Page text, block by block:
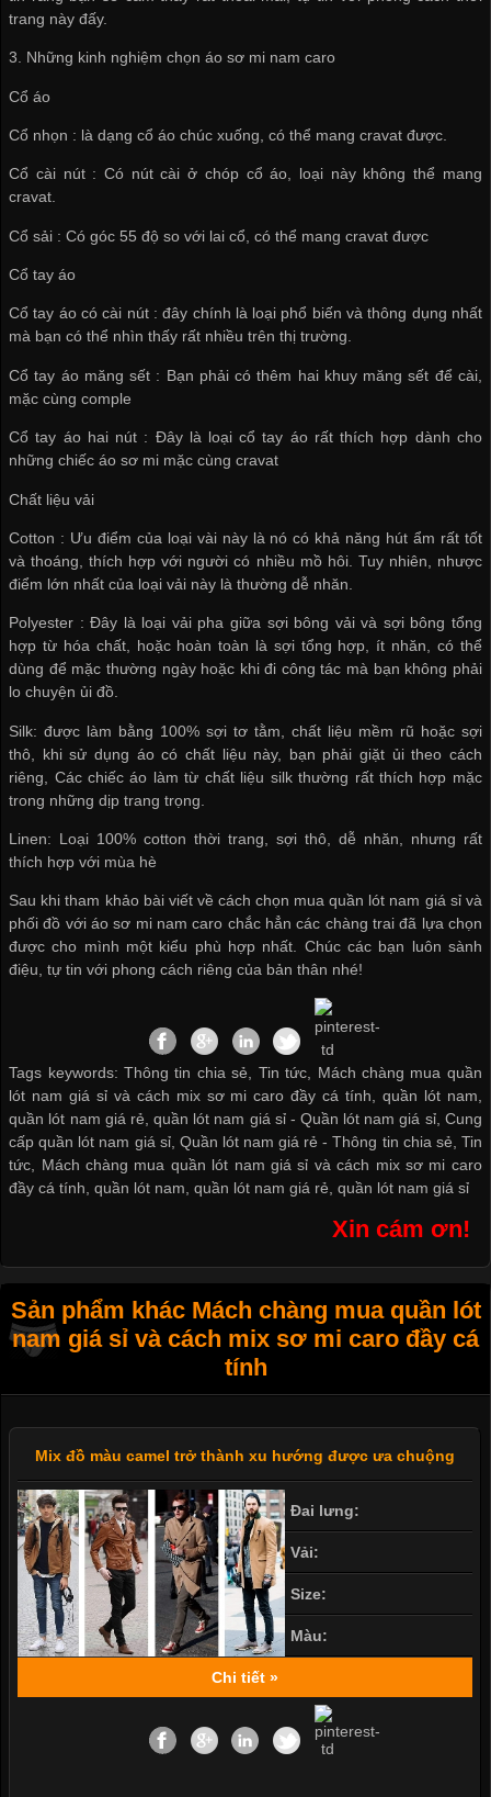
trang này đấy.
3. Những kinh nghiệm chọn áo sơ mi nam caro
Cổ áo
Cổ nhọn : là dạng cổ áo chúc xuống, có thể mang cravat được.
Cổ cài nút : Có nút cài ở chóp cổ áo, loại này không thể mang
cravat.
Cổ sải : Có góc 55 độ so với lai cổ, có thể mang cravat được
Cổ tay áo
Cổ tay áo có cài nút : đây chính là loại phổ biến và thông dụng nhất
mà bạn có thể nhìn thấy rất nhiều trên thị trường.
Cổ tay áo măng sết : Bạn phải có thêm hai khuy măng sết để cài,
mặc cùng comple
Cổ tay áo hai nút : Đây là loại cổ tay áo rất thích hợp dành cho
những chiếc áo sơ mi mặc cùng cravat
Chất liệu vải
Cotton : Ưu điểm của loại vài này là nó có khả năng hút ẩm rất tốt
và thoáng, thích hợp với người có nhiều mồ hôi. Tuy nhiên, nhược
điểm lớn nhất của loại vải này là thường dễ nhăn.
Polyester : Đây là loại vải pha giữa sợi bông vải và sợi bông tổng
hợp từ hóa chất, hoặc hoàn toàn là sợi tổng hợp, ít nhăn, có thể
dùng để mặc thường ngày hoặc khi đi công tác mà bạn không phải
lo chuyện ủi đồ.
Silk: được làm bằng 100% sợi tơ tằm, chất liệu mềm rũ hoặc sợi
thô, khi sử dụng áo có chất liệu này, bạn phải giặt ủi theo cách
riêng, Các chiếc áo làm từ chất liệu silk thường rất thích hợp mặc
trong những dịp trang trọng.
Linen: Loại 100% cotton thời trang, sợi thô, dễ nhăn, nhưng rất
thích hợp với mùa hè
Sau khi tham khảo bài viết về cách chọn mua quần lót nam giá sỉvà
phối đồ với áo sơ mi nam caro chắc hẳn các chàng trai đã lựa chọn
được cho mình một kiểu phù hợp nhất. Chúc các bạn luôn sành
điệu, tự tin với phong cách riêng của bản thân nhé!
Tags keywords: Thông tin chia sẻ, Tin tức, Mách chàng mua quần
lót nam giá sỉ và cách mix sơ mi caro đầy cá tính, quần lót nam,
quần lót nam giá rẻ, quần lót nam giá sỉ - Quần lót nam giá sỉ, Cung
cấp quần lót nam giá sỉ, Quần lót nam giá rẻ -Thông tin chia sẻ Tin
tức
Mách chàng mua quần lót nam giá sỉ và cách mix sơ mi caro
đầy cá tính ,quần lót nam ,quần lót nam giá rẻ ,quần lót nam giá sỉ
Xin cám ơn!
Sản phẩm khác Mách chàng mua quần lót
nam giá sỉ và cách mix sơ mi caro đầy cá
tính
Mix đồ màu camel trở thành xu hướng được ưa chuộng
Đai lưng:
Vải:
Size:
Màu:
Chi tiết »